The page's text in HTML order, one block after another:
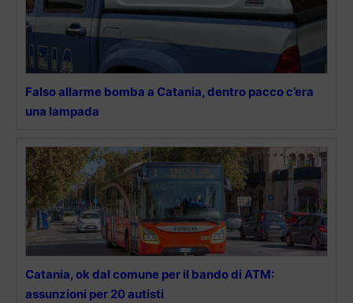
Falso allarme bomba a Catania, dentro pacco c’era
una lampada
Catania, ok dal comune per il bando di ATM:
assunzioni per 20 autisti